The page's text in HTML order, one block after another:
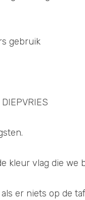
gebruik
kleur vlag die we
er niets op de